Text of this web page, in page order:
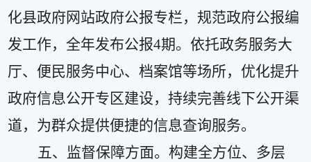
化县政府网站政府公报专栏，规范政府公报编
发工作，全年发布公报4期。依托政务服务大
厅、便民服务中心、档案馆等场所， 优化提升
政府信息公开专区建设，持续完善线下公开渠
道，为群众提供便捷的信息查询服务。
五、监督保障方面。构建全方位、多层